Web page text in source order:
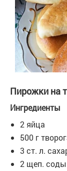
Пирожки на
Ингредиенты
2 яйца
500 г
3 ст. л.
2 щеп. соды